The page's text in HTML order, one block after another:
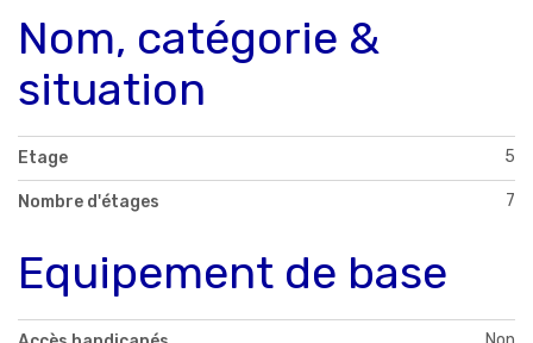
Nom, catégorie &
situation
Etage 5
Nombre d'étages 7
Equipement de base